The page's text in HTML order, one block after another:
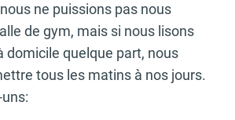
ne puissions pas nous
de gym, mais si nous lisons
domicile quelque part, nous
tous les matins à nos jours.